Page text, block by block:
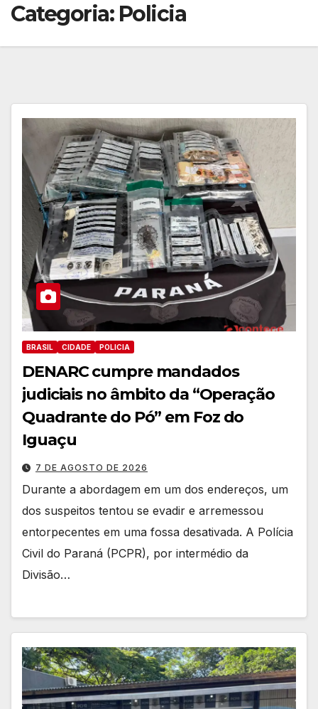
Categoria: Policia
BRASIL CIDADE POLICIA
DENARC cumpre mandados
judiciais no âmbito da “Operação
Quadrante do Pó” em Foz do
Iguaçu
7 DE AGOSTO DE 2026
Durante a abordagem em um dos endereços, um
dos suspeitos tentou se evadir e arremessou
entorpecentes em uma fossa desativada. A Polícia
Civil do Paraná (PCPR), por intermédio da
Divisão…